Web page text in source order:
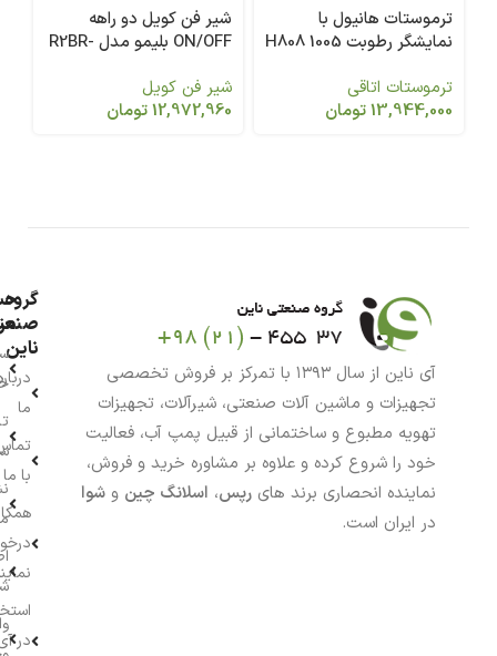
ترموستات هانیول با
نمایشگر رطوبت 1005 H808
ترموستات اتاقی
13,944,000تومان
شیر فن کویل دو راهه
ON/OFF بلیمو مدل R2BR-
شیر فن کویل
12,972,960تومان
آی ناین از سال ۱۳۹۳ با تمرکز بر فروش تخصصی
تجهیزات و ماشین آلات صنعتی، شیرآلات، تجهیزات
تهویه مطبوع و ساختمانی از قبیل پمپ آب، فعالیت
خود را شروع کرده و علاوه بر مشاوره خرید و فروش،
نماینده انحصاری برند های رپس، اسلانگ چین و شوا
در ایران است.
گروه
ناین
ما
با ما
در